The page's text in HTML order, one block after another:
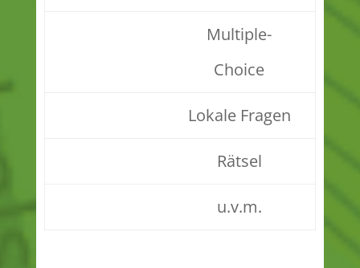
Multiple-
Choice
Lokale Fragen
Rätsel
u.v.m.